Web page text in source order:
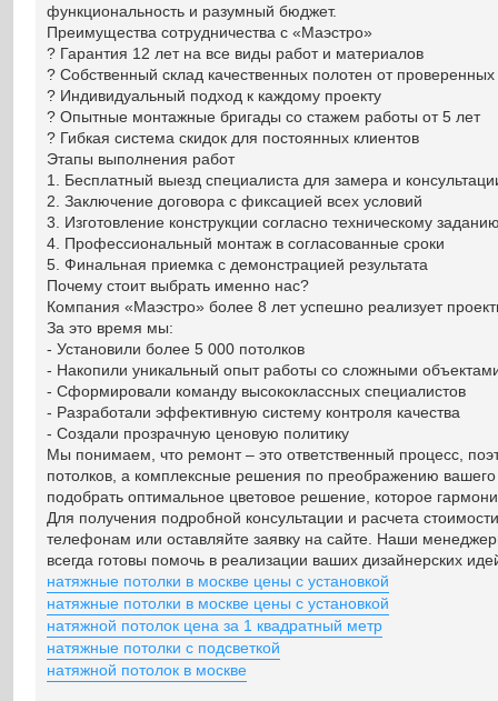
функциональность и разумный бюджет.
Преимущества сотрудничества с «Маэстро»
? Гарантия 12 лет на все виды работ и материалов
? Собственный склад качественных полотен от
? Индивидуальный подход к каждому проекту
? Опытные монтажные бригады со стажем работы от 5 лет
? Гибкая система скидок для постоянных клиентов
Этапы выполнения работ
1. Бесплатный выезд специалиста для замера и
2. Заключение договора с фиксацией всех условий
3. Изготовление конструкции согласно техническому
4. Профессиональный монтаж в согласованные сроки
5. Финальная приемка с демонстрацией результата
Почему стоит выбрать именно нас?
Компания «Маэстро» более 8 лет успешно реализует
За это время мы:
- Установили более 5 000 потолков
- Накопили уникальный опыт работы со сложными
- Сформировали команду высококлассных специалистов
- Разработали эффективную систему контроля качества
- Создали прозрачную ценовую политику
Мы понимаем, что ремонт – это ответственный процесс,
потолков, а комплексные решения по преображению
подобрать оптимальное цветовое решение, которое
Для получения подробной консультации и расчета
телефонам или оставляйте заявку на сайте. Наши
всегда готовы помочь в реализации ваших дизайнерских
натяжные потолки в москве цены с установкой
натяжные потолки в москве цены с установкой
натяжной потолок цена за 1 квадратный метр
натяжные потолки с подсветкой
натяжной потолок в москве